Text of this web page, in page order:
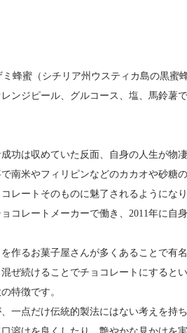
蜂蜜（シチリア州ウスティカ島の黒蜜
ンジピール、グルコース、塩、馬鈴薯
功は収めていた反面、自身の人生が物
南米やフィリピンなどのカカオや砂糖
レートそのものに魅了されるようにな
レートメーカーで働き、2011年に自
作るお菓子屋さんが多くあることで有名
ぜ続けることでチョコレートにすると
特徴です。
一点だけ伝統的製法にはない考えを持ち